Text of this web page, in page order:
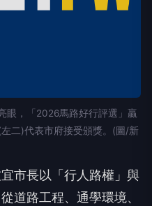
眼，「2026馬路好行評選」贏
二)代表市府接受頒獎。(圖/新
市長以「行人路權」與
道路工程、通學環境、